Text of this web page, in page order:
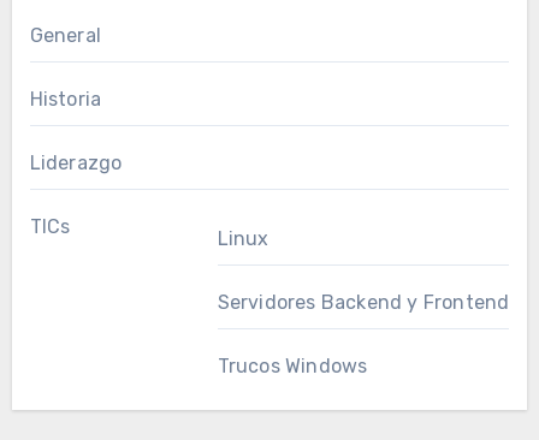
General
Historia
Liderazgo
TICs
Linux
Servidores Backend y Frontend
Trucos Windows